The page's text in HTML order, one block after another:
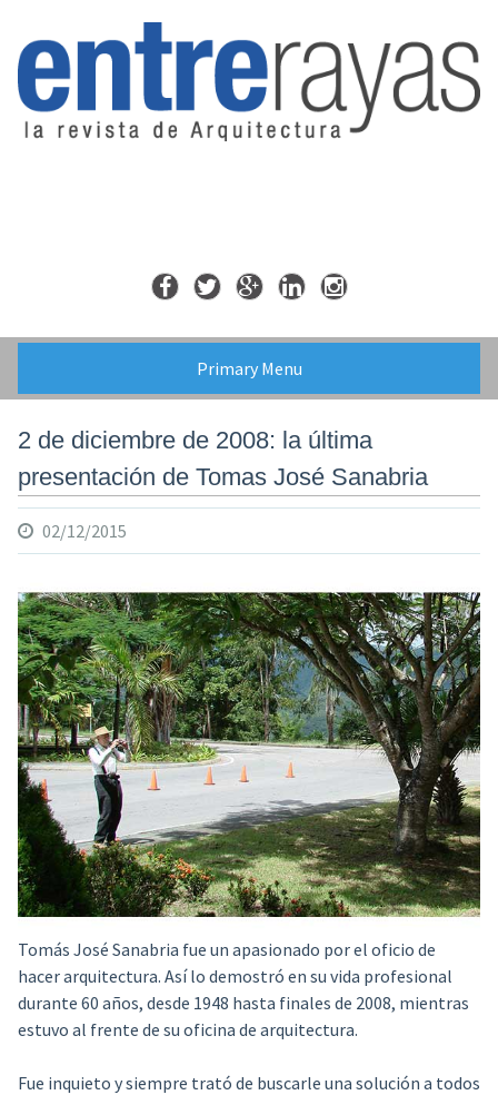
content
Primary Menu
2 de diciembre de 2008: la última
presentación de Tomas José Sanabria
02/12/2015
Tomás José Sanabria fue un apasionado por el oficio de
hacer arquitectura. Así lo demostró en su vida profesional
durante 60 años, desde 1948 hasta finales de 2008, mientras
estuvo al frente de su oficina de arquitectura.
Fue inquieto y siempre trató de buscarle una solución a todos